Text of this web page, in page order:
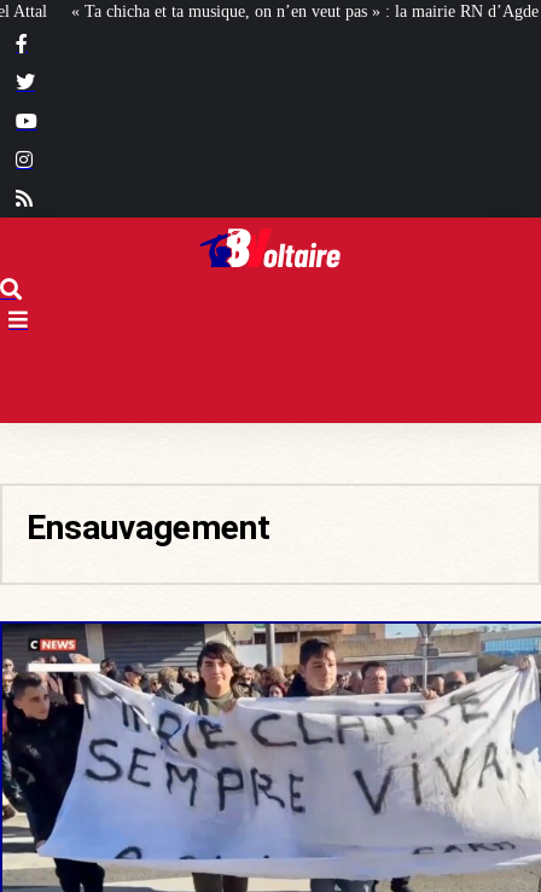
n’en veut pas » : la mairie RN d’Agde face à la meute « antiraciste » La
Ensauvagement